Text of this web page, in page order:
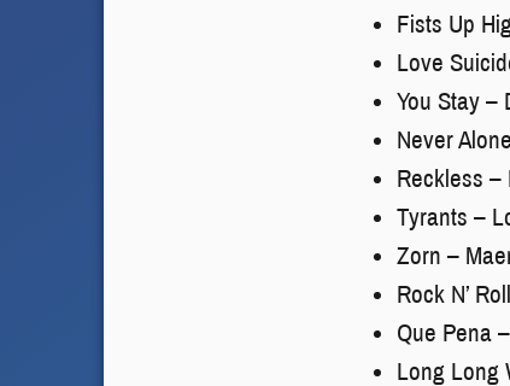
Fists Up
Love
You Stay –
Never
Reckless –
Tyrants –
Zorn –
Rock N’
Que Pena
Long Long